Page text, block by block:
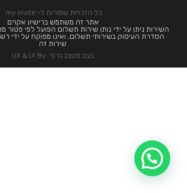
כל הזכויות שמורות ל-’my invite’
אתר זה משתמש ברישיון אקו״ם
השירות ניתן על ידי נותן שירות תשלום הפועל לפי פטור
הסדרת העיסוק בשירותי תשלום, ואינו מפוקח על ידי
שירות זה
נעם מעצב גרפי :UX & UI By